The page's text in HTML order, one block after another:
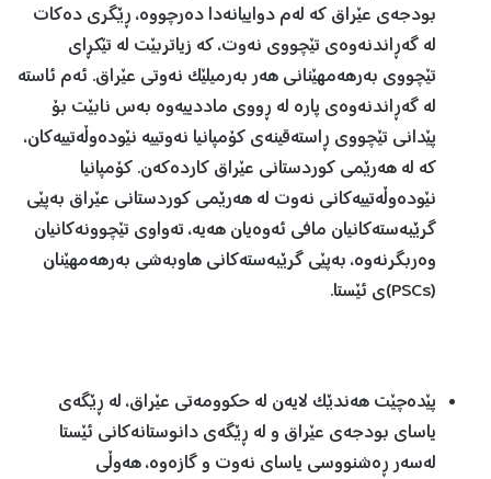
بودجەی عێراق کە لەم دواییانەدا دەرچووە، ڕێگری دەکات
لە گەڕاندنەوەی تێچووی نەوت، کە زیاتربێت لە تێکڕای
تێچووی بەرهەمهێنانی هەر بەرمیلێک نەوتی عێراق. ئەم ئاستە
لە گەڕاندنەوەی پارە لە ڕووی ماددییەوە بەس نابێت بۆ
پێدانی تێچووی ڕاستەقینەی کۆمپانیا نەوتییە نێودەوڵەتییەکان،
کە لە هەرێمی کوردستانی عێراق کاردەکەن. کۆمپانیا
نێودەوڵەتییەکانی نەوت لە هەرێمی کوردستانی عێراق بەپێی
گرێبەستەکانیان مافی ئەوەیان هەیە، تەواوی تێچوونەکانیان
وەربگرنەوە، بەپێی گرێبەستەکانی هاوبەشی بەرهەمهێنان
(PSCs)ی ئێستا.
پێدەچێت هەندێک لایەن لە حکوومەتی عێراق، لە ڕێگەی
یاسای بودجەی عێراق و لە ڕێگەی دانوستانەکانی ئێستا
لەسەر ڕەشنووسی یاسای نەوت و گازەوە، هەوڵی